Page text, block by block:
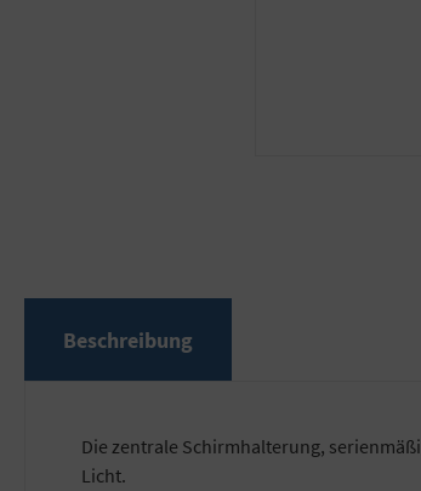
Beschreibung
Die zentrale Schirmhalterung,
Licht.